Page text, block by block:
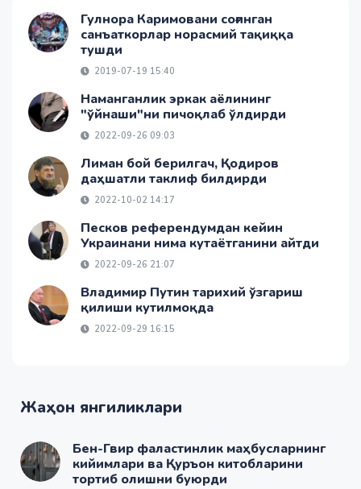
Гулнора Каримовани соғинган
санъаткорлар норасмий тақиққа
тушди
2019-07-19 15:40
Наманганлик эркак аёлининг
"ўйнаши"ни пичоқлаб ўлдирди
2022-09-26 09:03
Лиман бой берилгач, Қодиров
даҳшатли таклиф билдирди
2022-10-02 14:17
Песков референдумдан кейин
Украинани нима кутаётганини айтди
2022-09-26 21:07
Владимир Путин тарихий ўзгариш
қилиши кутилмоқда
2022-09-29 16:15
Жаҳон янгиликлари
Бен-Гвир фаластинлик маҳбусларнинг
кийимлари ва Қуръон китобларини
тортиб олишни буюрди